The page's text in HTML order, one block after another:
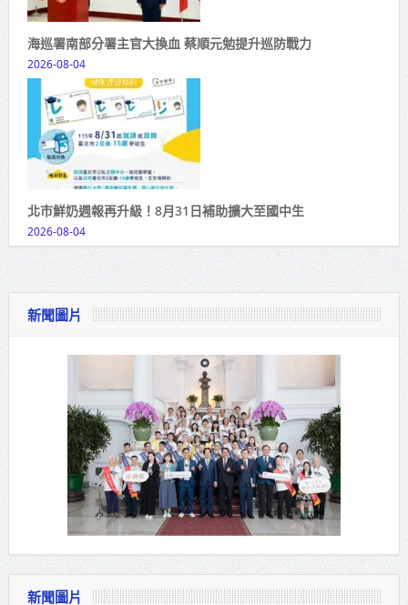
海巡署南部分署主官大換血 蔡順元勉提升巡防戰力
2026-08-04
北市鮮奶週報再升級！8月31日補助擴大至國中生
2026-08-04
新聞圖片
新聞圖片